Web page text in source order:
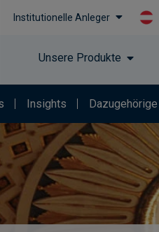
Institutionelle Anleger
Unsere Produkte
Insights